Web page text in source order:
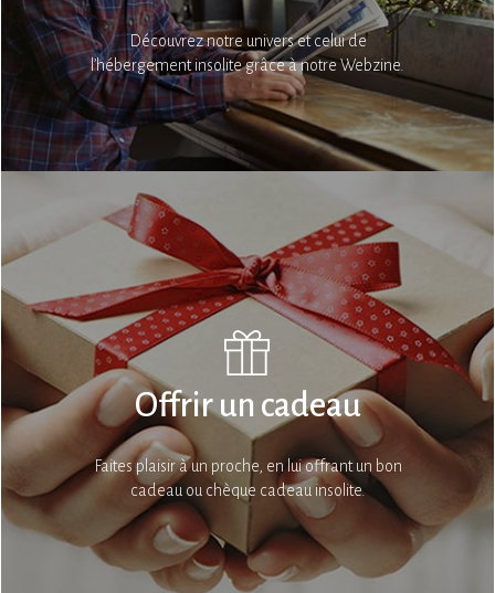
Découvrez notre univers et celui de
l’hébergement insolite grâce à notre Webzine.
Offrir un cadeau
Faites plaisir à un proche, en lui offrant un bon
cadeau ou chèque cadeau insolite.